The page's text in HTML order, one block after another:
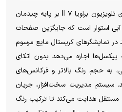
معماری تلویزیون براویا ۷ II بر پایه چیدمان
آبی استوار است که جایگزین صفحات
نمایشگر‌های کریستال مایع مرسوم
اجازه می‌دهد بدون اتکای
به حجم رنگ بالاتر و فرکانس‌های
سیستم مدیریت سخت‌افزار، جریان
مستقل هدایت می‌کند تا ترکیب رنگ